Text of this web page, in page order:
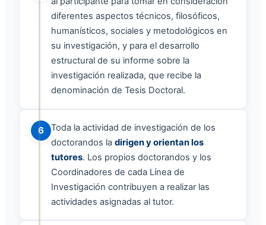
diferentes aspectos técnicos, filosóficos,
humanísticos, sociales y metodológicos en
su investigación, y para el desarrollo
estructural de su informe sobre la
investigación realizada, que recibe la
denominación de Tesis Doctoral.
6
Toda la actividad de investigación de los
doctorandos ladirigen y orientan los
tutores. Los propios doctorandos y los
Coordinadores de cada Línea de
Investigación contribuyen a realizar las
actividades asignadas al tutor.